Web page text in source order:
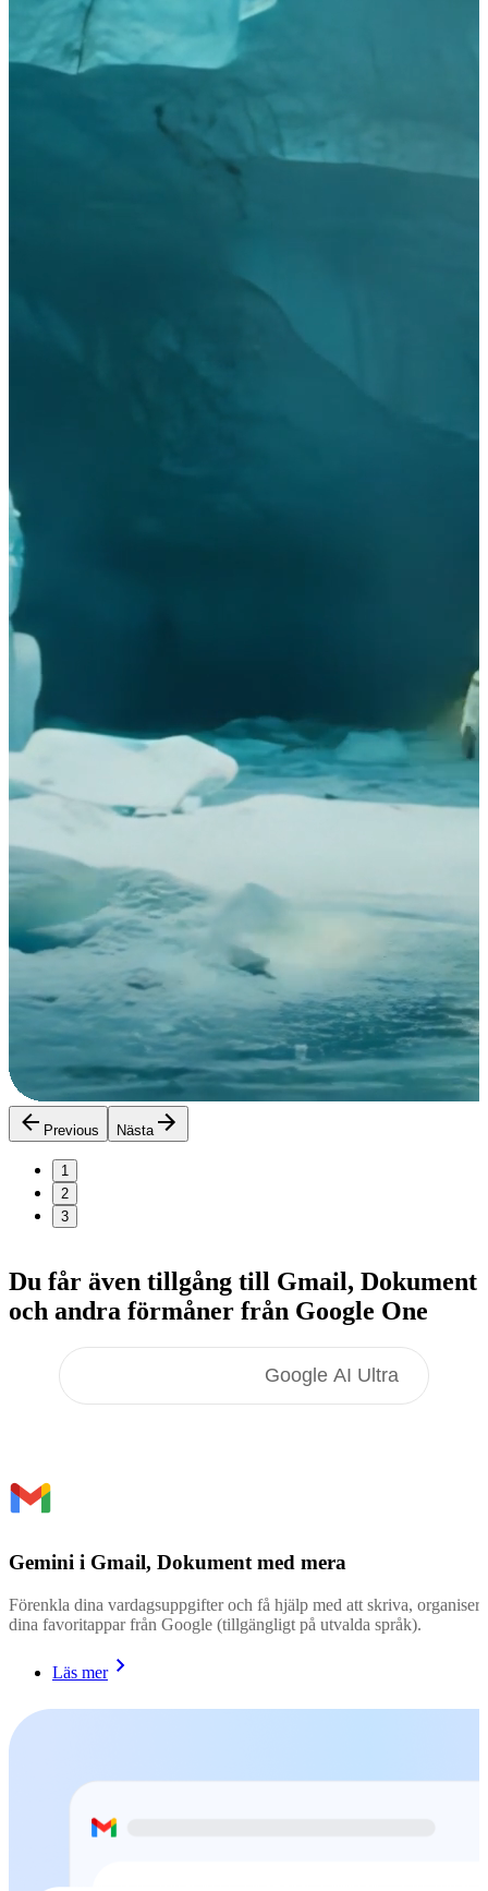
Previous Nästa
1
2
3
Du får även tillgång till Gmail, Dokument
och andra förmåner från Google One
Google AI Ultra
Gemini i Gmail, Dokument med mera
Förenkla dina vardagsuppgifter och få hjälp med att skriva,
dina favoritappar från Google (tillgängligt på utvalda språk).
Läs mer